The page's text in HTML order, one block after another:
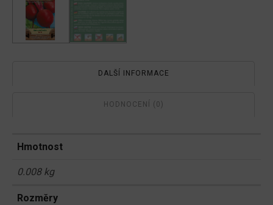
DALŠÍ INFORMACE
HODNOCENÍ (0)
Hmotnost
0.008 kg
Rozměry